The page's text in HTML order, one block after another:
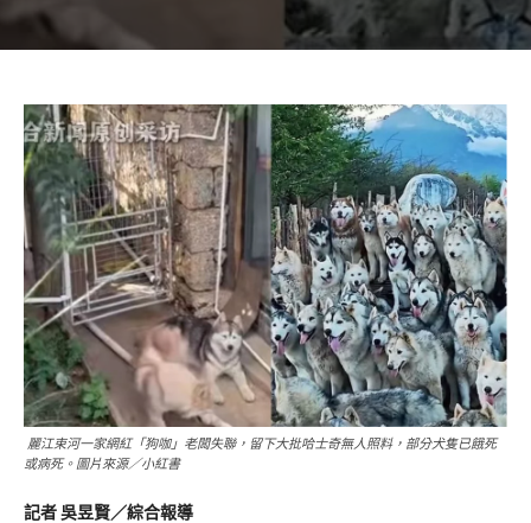
麗江束河一家網紅「狗咖」老闆失聯，留下大批哈士奇無人照料，部分犬隻已餓死
或病死。圖片來源／小紅書
記者 吳昱賢／綜合報導